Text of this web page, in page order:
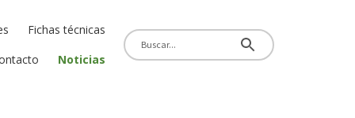
Fichas técnicas
Noticias